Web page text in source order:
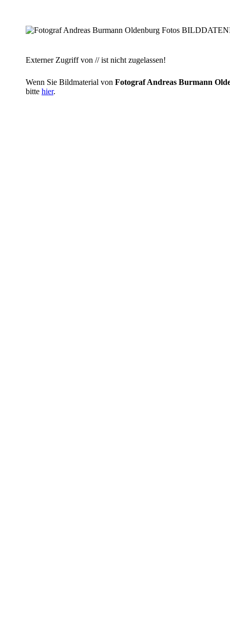
Externer Zugriff von // ist nicht zugelassen!
Wenn Sie Bildmaterial von Fotograf Andreas Burmann
bitte hier.